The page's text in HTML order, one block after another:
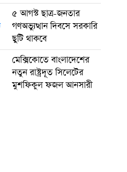
৫ আগস্ট ছাত্র-জনতার
গণঅভ্যুত্থান দিবসে সরকারি
ছুটি থাকবে
মেক্সিকোতে বাংলাদেশের
নতুন রাষ্ট্রদূত সিলেটের
মুশফিকুল ফজল আনসারী